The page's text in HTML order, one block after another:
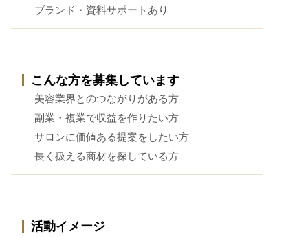
ブランド・資料サポートあり
こんな方を募集しています
美容業界とのつながりがある方
副業・複業で収益を作りたい方
サロンに価値ある提案をしたい方
長く扱える商材を探している方
活動イメージ